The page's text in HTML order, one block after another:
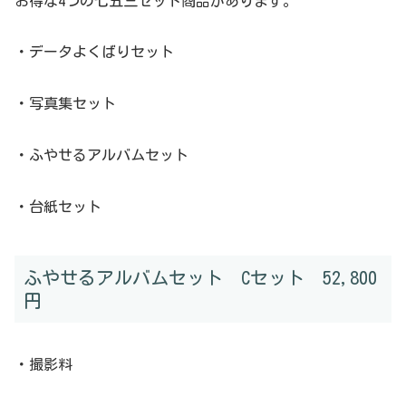
・データよくばりセット
・写真集セット
・ふやせるアルバムセット
・台紙セット
ふやせるアルバムセット Cセット 52,800
円
・撮影料